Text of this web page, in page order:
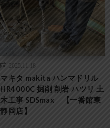
2025.11.18
マキタ makita ハンマドリル
HR4000C 掘削 削岩 ハツリ 土
木工事 SDSmax 【一番館東
静岡店】